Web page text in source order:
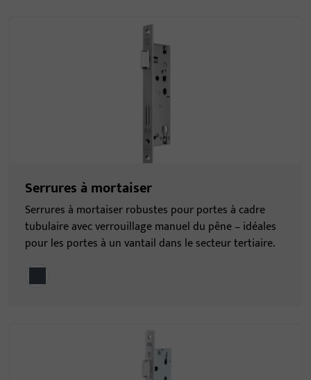
Serrures à mortaiser
Serrures à mortaiser robustes pour portes à cadre
tubulaire avec verrouillage manuel du pêne – idéales
pour les portes à un vantail dans le secteur tertiaire.